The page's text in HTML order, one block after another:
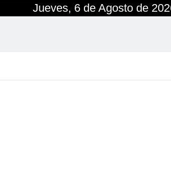
Jueves, 6 de Agosto de